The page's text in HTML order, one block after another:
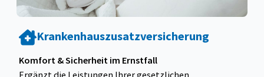
Krankenhauszusatzversicherung
Komfort & Sicherheit im Ernstfall
Ergänzt die Leistungen Ihrer gesetzlichen